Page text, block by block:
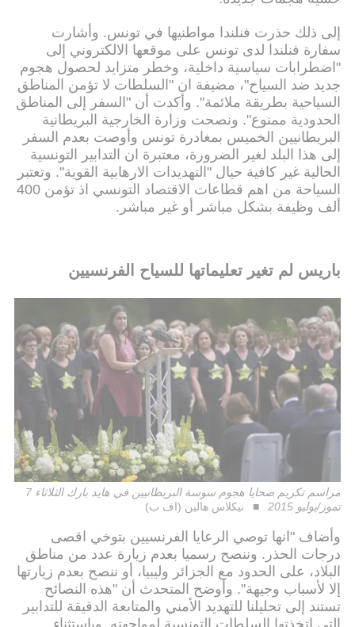
إلى ذلك حذرت فنلندا مواطنيها في تونس. وأشارت
سفارة فنلندا لدى تونس على موقعها الالكتروني إلى
"اضطرابات سياسية داخلية، وخطر متزايد لحصول هجوم
جديد ضد السياح"، مضيفة ان "السلطات لا تؤمن المناطق
السياحية بطريقة ملائمة". وأكدت أن "السفر إلى المناطق
الحدودية ممنوع". ونصحت وزارة الخارجية البريطانية
البريطانيين الخميس بمغادرة تونس وأوصت بعدم السفر
إلى هذا البلد لغير الضرورة، معتبرة ان التدابير التونسية
الحالية غير كافية حيال "التهديدات الارهابية القوية". وتعتبر
السياحة من اهم قطاعات الاقتصاد التونسي اذ تؤمن 400
ألف وظيفة بشكل مباشر أو غير مباشر.
باريس لم تغير تعليماتها للسياح الفرنسيين
مراسم تكريم ضحايا هجوم سوسة البريطانيين في هايد بارك الثلاثاء 7
تموز/يوليو 2015
نيكلاس هالين (اف ب)
وأضاف "انها توصي الرعايا الفرنسيين بتوخي اقصى
درجات الحذر. وننصح رسميا بعدم زيارة عدد من مناطق
البلاد، على الحدود مع الجزائر وليبيا، أو ننصح بعدم زيارتها
إلا لأسباب وجيهة". وأوضح المتحدث أن "هذه النصائح
تستند إلى تحليلنا للتهديد الأمني والمتابعة الدقيقة للتدابير
التي اتخذتها السلطات التونسية لمواجهته. وباستثناء